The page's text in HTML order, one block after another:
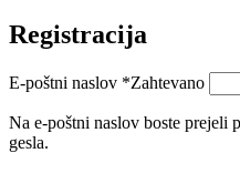
Registracija
E-poštni naslov *Zahtevano
Na e-poštni naslov boste prejeli
gesla.